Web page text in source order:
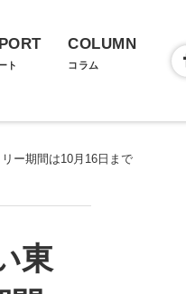
ト
COLUMN
コラム
ー期間は10月16日まで
東